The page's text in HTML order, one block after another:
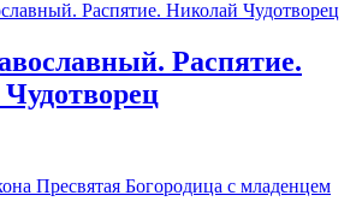
Распятие.